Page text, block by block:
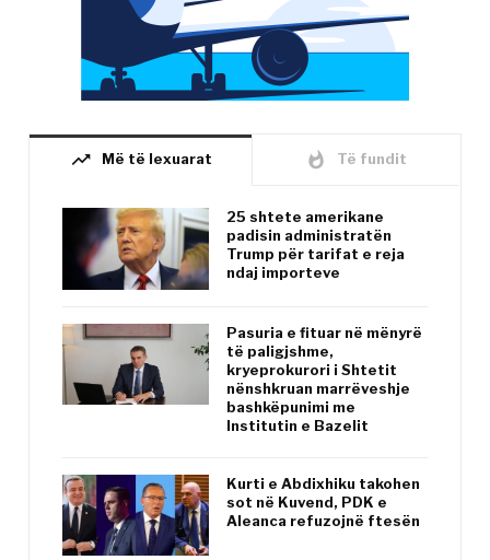
trending_up Më të lexuarat whatshot Të fundit
25 shtete amerikane
padisin administratën
Trump për tarifat e reja
ndaj importeve
Pasuria e fituar në mënyrë
të paligjshme,
kryeprokurori i Shtetit
nënshkruan marrëveshje
bashkëpunimi me
Institutin e Bazelit
Kurti e Abdixhiku takohen
sot në Kuvend, PDK e
Aleanca refuzojnë ftesën